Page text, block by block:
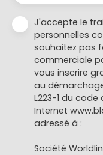
J'accepte le
personnelles
souhaitez pas
commerciale
vous inscrire
au
L223-1 du
Internet
adressé à :
Société